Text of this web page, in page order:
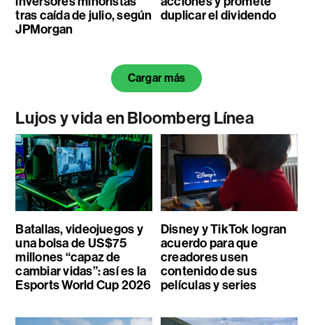
tras caída de julio, según
JPMorgan
duplicar el dividendo
Cargar más
Lujos y vida en Bloomberg Línea
Batallas, videojuegos y
una bolsa de US$75
millones “capaz de
cambiar vidas”: así es la
Esports World Cup 2026
Disney y TikTok logran
acuerdo para que
creadores usen
contenido de sus
películas y series